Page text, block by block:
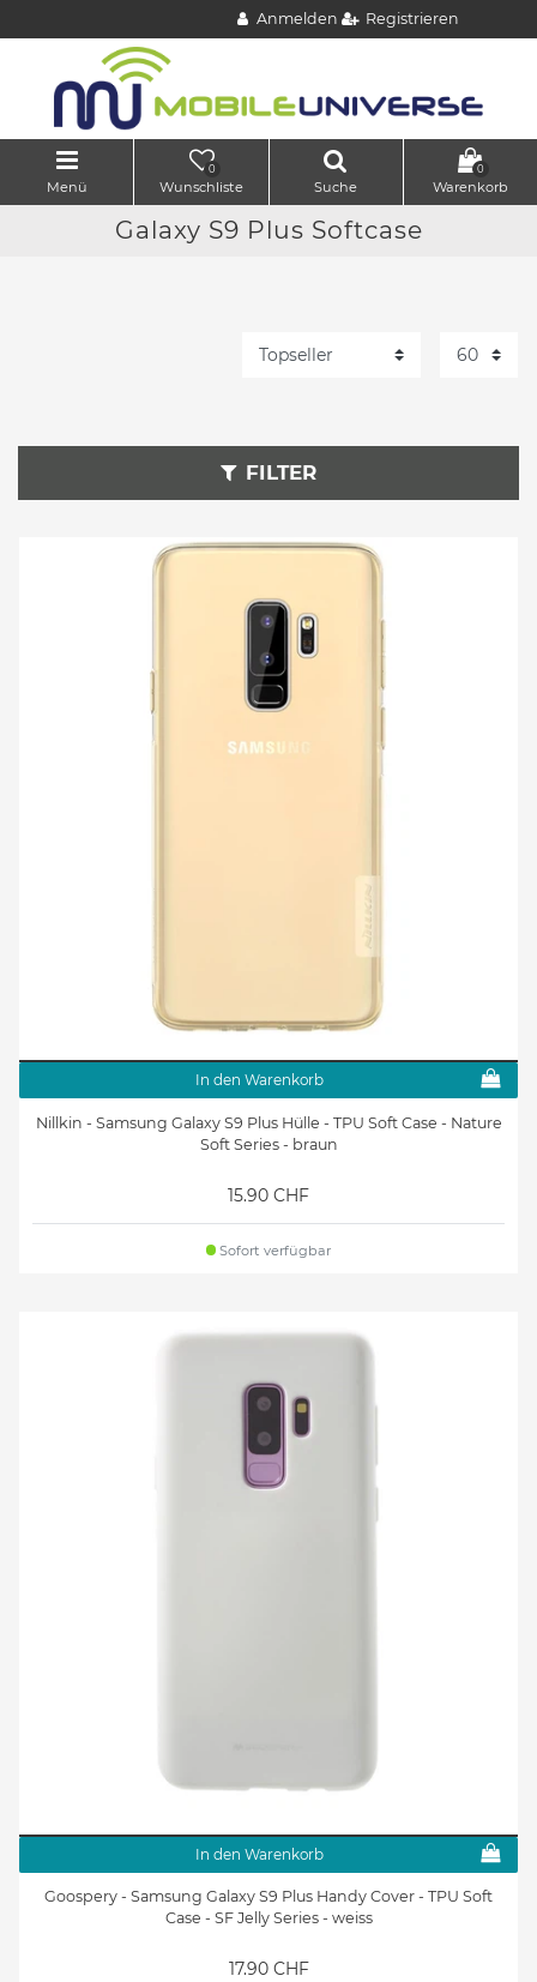
Anmelden Registrieren
Menü
0
Wunschliste Suche
0
Warenkorb
Galaxy S9 Plus Softcase
FILTER
In den Warenkorb
Nillkin - Samsung Galaxy S9 Plus Hülle - TPU Soft Case - Nature
Soft Series - braun
15.90 CHF
Sofort verfügbar
In den Warenkorb
Goospery - Samsung Galaxy S9 Plus Handy Cover - TPU Soft
Case - SF Jelly Series - weiss
17.90 CHF